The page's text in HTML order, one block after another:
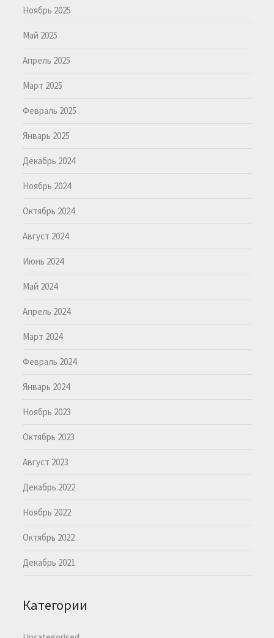
Ноябрь 2025
Май 2025
Апрель 2025
Март 2025
Февраль 2025
Январь 2025
Декабрь 2024
Ноябрь 2024
Октябрь 2024
Август 2024
Июнь 2024
Май 2024
Апрель 2024
Март 2024
Февраль 2024
Январь 2024
Ноябрь 2023
Октябрь 2023
Август 2023
Декабрь 2022
Ноябрь 2022
Октябрь 2022
Декабрь 2021
Категории